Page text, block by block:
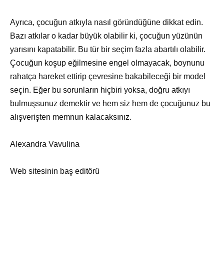
Ayrıca, çocuğun atkıyla nasıl göründüğüne dikkat edin.
Bazı atkılar o kadar büyük olabilir ki, çocuğun yüzünün
yarısını kapatabilir. Bu tür bir seçim fazla abartılı olabilir.
Çocuğun koşup eğilmesine engel olmayacak, boynunu
rahatça hareket ettirip çevresine bakabileceği bir model
seçin. Eğer bu sorunların hiçbiri yoksa, doğru atkıyı
bulmuşsunuz demektir ve hem siz hem de çocuğunuz bu
alışverişten memnun kalacaksınız.
Alexandra Vavulina
Web sitesinin baş editörü